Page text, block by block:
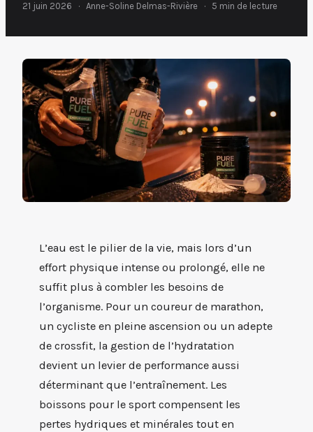
21 juin 2026 · Anne-Soline Delmas-Rivière · 5 min de lecture
L’eau est le pilier de la vie, mais lors d’un
effort physique intense ou prolongé, elle ne
suffit plus à combler les besoins de
l’organisme. Pour un coureur de marathon,
un cycliste en pleine ascension ou un adepte
de crossfit, la gestion de l’hydratation
devient un levier de performance aussi
déterminant que l’entraînement. Les
boissons pour le sport compensent les
pertes hydriques et minérales tout en